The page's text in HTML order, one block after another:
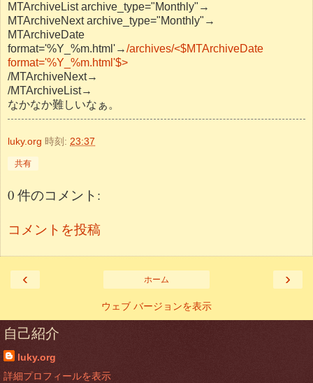
MTArchiveList archive_type="Monthly"→
MTArchiveNext archive_type="Monthly"→
MTArchiveDate
format='%Y_%m.html'→/archives/<$MTArchiveDate
format='%Y_%m.html'$>
/MTArchiveNext→
/MTArchiveList→
なかなか難しいなぁ。
luky.org 時刻: 23:37
共有
0 件のコメント:
コメントを投稿
‹ ›
ホーム
ウェブ バージョンを表示
自己紹介
luky.org
詳細プロフィールを表示